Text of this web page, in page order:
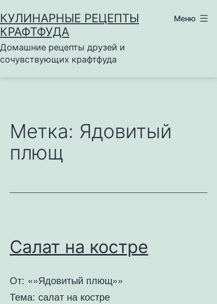
к
содержимому
КУЛИНАРНЫЕ РЕЦЕПТЫ
КРАФТФУДА
Домашние рецепты друзей и
сочувствующих крафтфуда
Меню
Метка: Ядовитый
плющ
Салат на костре
От: «»Ядовитый плющ»»
Тема: салат на костре